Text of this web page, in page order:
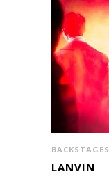
BACKSTAGES
LANVIN